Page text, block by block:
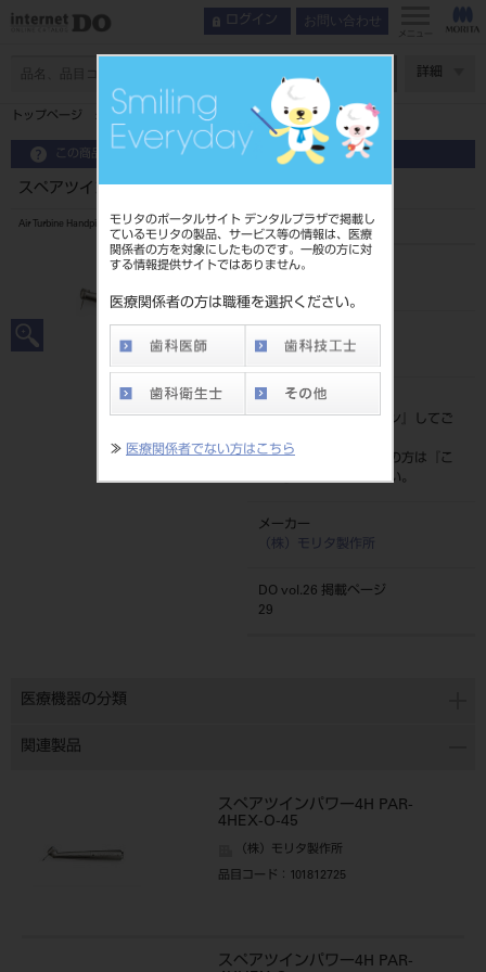
モリタのポータルサイト デンタルプラザで掲載し
ているモリタの製品、サービス等の情報は、医療
関係者の方を対象にしたものです。一般の方に対
する情報提供サイトではありません。
医療関係者の方は職種を選択ください。
≫ 医療関係者でない方はこちら
ログイン お問い合わせ
メニュー
詳細
トップページ スペアツインパワー4H PAR-4HUMX-O-WH
この商品に関するお問い合わせ
スペアツインパワー4H PAR-4HUMX-O-WH
Air Turbine Handpiece Twinpower Turbine 4H
品目コード
4548213019908
標準価格
価格の確認は『ログイン
』してご
ネット会員登録がまだの方は『
こ
ちら』より登録ください。
メーカー
（株）モリタ製作所
DO vol.26 掲載ページ
29
医療機器の分類
関連製品
スペアツインパワー4H PAR-
4HEX-O-45
（株）モリタ製作所
品目コード ：101812725
スペアツインパワー4H PAR-